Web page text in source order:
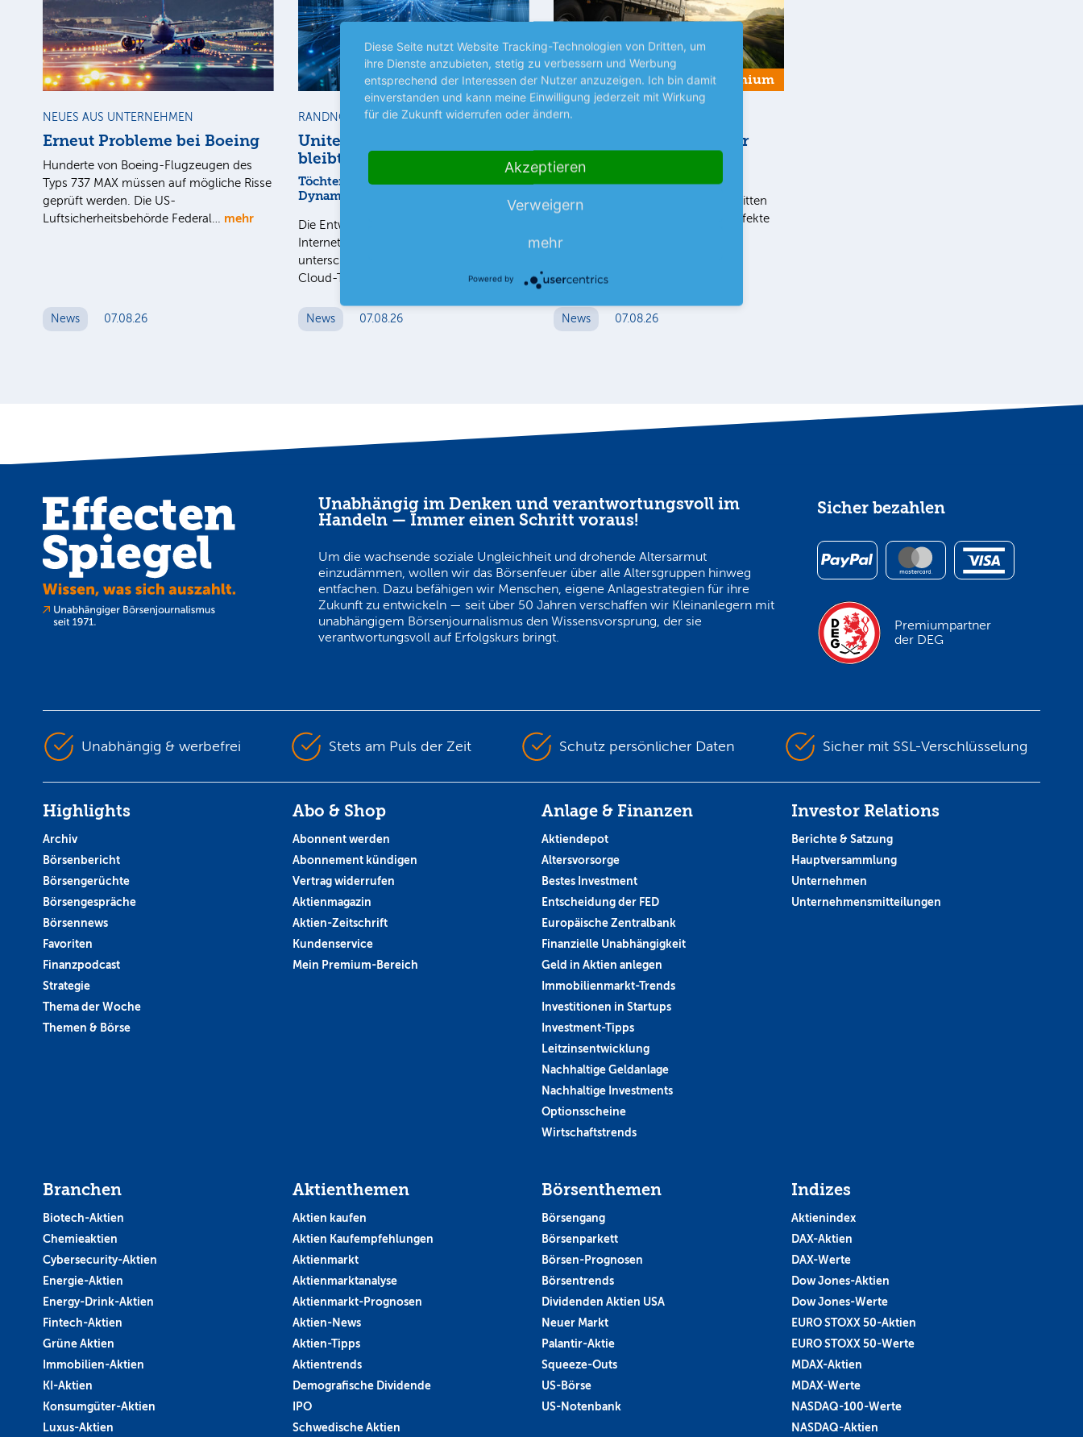
NEUES AUS UNTERNEHMEN
Erneut Probleme bei Boeing
Hunderte von Boeing-Flugzeugen des
Typs 737 MAX müssen auf mögliche Risse
geprüft werden. Die US-
Luftsicherheitsbehörde Federal… mehr
News 07.08.26
Premium
RANDNOTIZEN
United Internet-Familie
bleibt auf Kurs
Töchter mit unterschiedlicher
Dynamik
Die Entwicklung innerhalb der United-
Internet-Familie könnte derzeit kaum
unterschiedlicher ausfallen. Während
Cloud-Tochter IONOS…
News 07.08.26
Premium
NEUES AUS UNTERNEHMEN
SAF-Holland bleibt in der
Spur
Der Nutzfahrzeugzulieferer hat im
1. Halbjahr etwas besser abgeschnitten
als erwartet. Dazu trugen Skaleneffekte
und Sparmaßnahmen…
News 07.08.26
Unabhängig im Denken und verantwortungsvoll im
Handeln — Immer einen Schritt voraus!
Um die wachsende soziale Ungleichheit und drohende Altersarmut
einzudämmen, wollen wir das Börsenfeuer über alle Altersgruppen hinweg
entfachen. Dazu befähigen wir Menschen, eigene Anlagestrategien für ihre
Zukunft zu entwickeln — seit über 50 Jahren verschaffen wir Kleinanlegern mit
unabhängigem Börsenjournalismus den Wissensvorsprung, der sie
verantwortungsvoll auf Erfolgskurs bringt.
Sicher bezahlen
Premiumpartner
der DEG
Unabhängig & werbefrei Stets am Puls der Zeit Schutz persönlicher Daten Sicher mit SSL-Verschlüsselung
Highlights
Archiv
Börsenbericht
Börsengerüchte
Börsengespräche
Börsennews
Favoriten
Finanzpodcast
Strategie
Thema der Woche
Themen & Börse
Abo & Shop
Abonnent werden
Abonnement kündigen
Vertrag widerrufen
Aktienmagazin
Aktien-Zeitschrift
Kundenservice
Mein Premium-Bereich
Anlage & Finanzen
Aktiendepot
Altersvorsorge
Bestes Investment
Entscheidung der FED
Europäische Zentralbank
Finanzielle Unabhängigkeit
Geld in Aktien anlegen
Immobilienmarkt-Trends
Investitionen in Startups
Investment-Tipps
Leitzinsentwicklung
Nachhaltige Geldanlage
Nachhaltige Investments
Optionsscheine
Wirtschaftstrends
Investor Relations
Berichte & Satzung
Hauptversammlung
Unternehmen
Unternehmensmitteilungen
Branchen
Biotech-Aktien
Chemieaktien
Cybersecurity-Aktien
Energie-Aktien
Energy-Drink-Aktien
Fintech-Aktien
Grüne Aktien
Immobilien-Aktien
KI-Aktien
Konsumgüter-Aktien
Luxus-Aktien
Aktienthemen
Aktien kaufen
Aktien Kaufempfehlungen
Aktienmarkt
Aktienmarktanalyse
Aktienmarkt-Prognosen
Aktien-News
Aktien-Tipps
Aktientrends
Demografische Dividende
IPO
Schwedische Aktien
Börsenthemen
Börsengang
Börsenparkett
Börsen-Prognosen
Börsentrends
Dividenden Aktien USA
Neuer Markt
Palantir-Aktie
Squeeze-Outs
US-Börse
US-Notenbank
Indizes
Aktienindex
DAX-Aktien
DAX-Werte
Dow Jones-Aktien
Dow Jones-Werte
EURO STOXX 50-Aktien
EURO STOXX 50-Werte
MDAX-Aktien
MDAX-Werte
NASDAQ-100-Werte
NASDAQ-Aktien
Diese Seite nutzt Website Tracking-Technologien von Dritten, um
ihre Dienste anzubieten, stetig zu verbessern und Werbung
entsprechend der Interessen der Nutzer anzuzeigen. Ich bin damit
einverstanden und kann meine Einwilligung jederzeit mit Wirkung
für die Zukunft widerrufen oder ändern.
Akzeptieren
Verweigern
mehr
Powered by